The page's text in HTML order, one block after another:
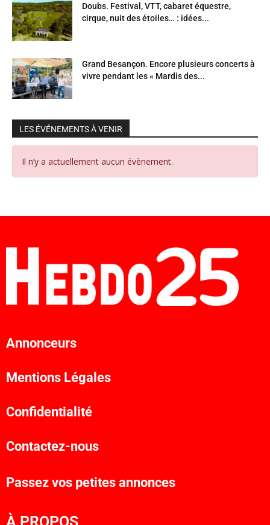
Doubs. Festival, VTT, cabaret équestre,
cirque, nuit des étoiles… : idées...
Grand Besançon. Encore plusieurs concerts à
vivre pendant les « Mardis des...
LES ÉVÉNEMENTS À VENIR
Il n’y a actuellement aucun évènement.
Annonceurs
Mentions Légales
Confidentialité
Contactez-nous
Passez vos petites annonces